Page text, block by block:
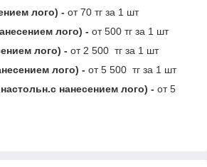
лого) - от 70 тг за 1 шт
лого) - от 500 тг за 1 шт
лого) - от 2 500 тг за 1 шт
лого) - от 5 500 тг за 1 шт
нанесением лого) - от 5